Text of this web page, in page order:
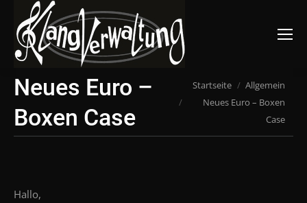
Suchen:
Neues Euro –
Boxen Case
Du bist hier:
Startseite
Allgemein
Neues Euro – Boxen
Case
Hallo,